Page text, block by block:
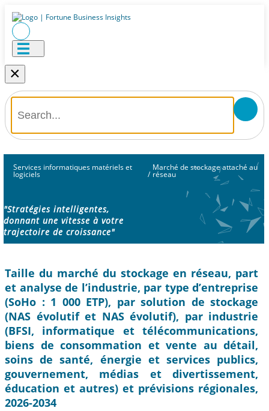
×
Services informatiques matériels et
logiciels /
Marché de stockage attaché au
réseau
"Stratégies intelligentes,
donnant une vitesse à votre
trajectoire de croissance"
Taille du marché du stockage en réseau, part
et analyse de l’industrie, par type d’entreprise
(SoHo : 1 000 ETP), par solution de stockage
(NAS évolutif et NAS évolutif), par industrie
(BFSI, informatique et télécommunications,
biens de consommation et vente au détail,
soins de santé, énergie et services publics,
gouvernement, médias et divertissement,
éducation et autres) et prévisions régionales,
2026-2034